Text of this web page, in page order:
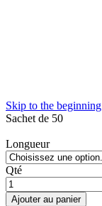
Skip to the
Sachet de 50
Longueur
Qté
Ajouter au panier